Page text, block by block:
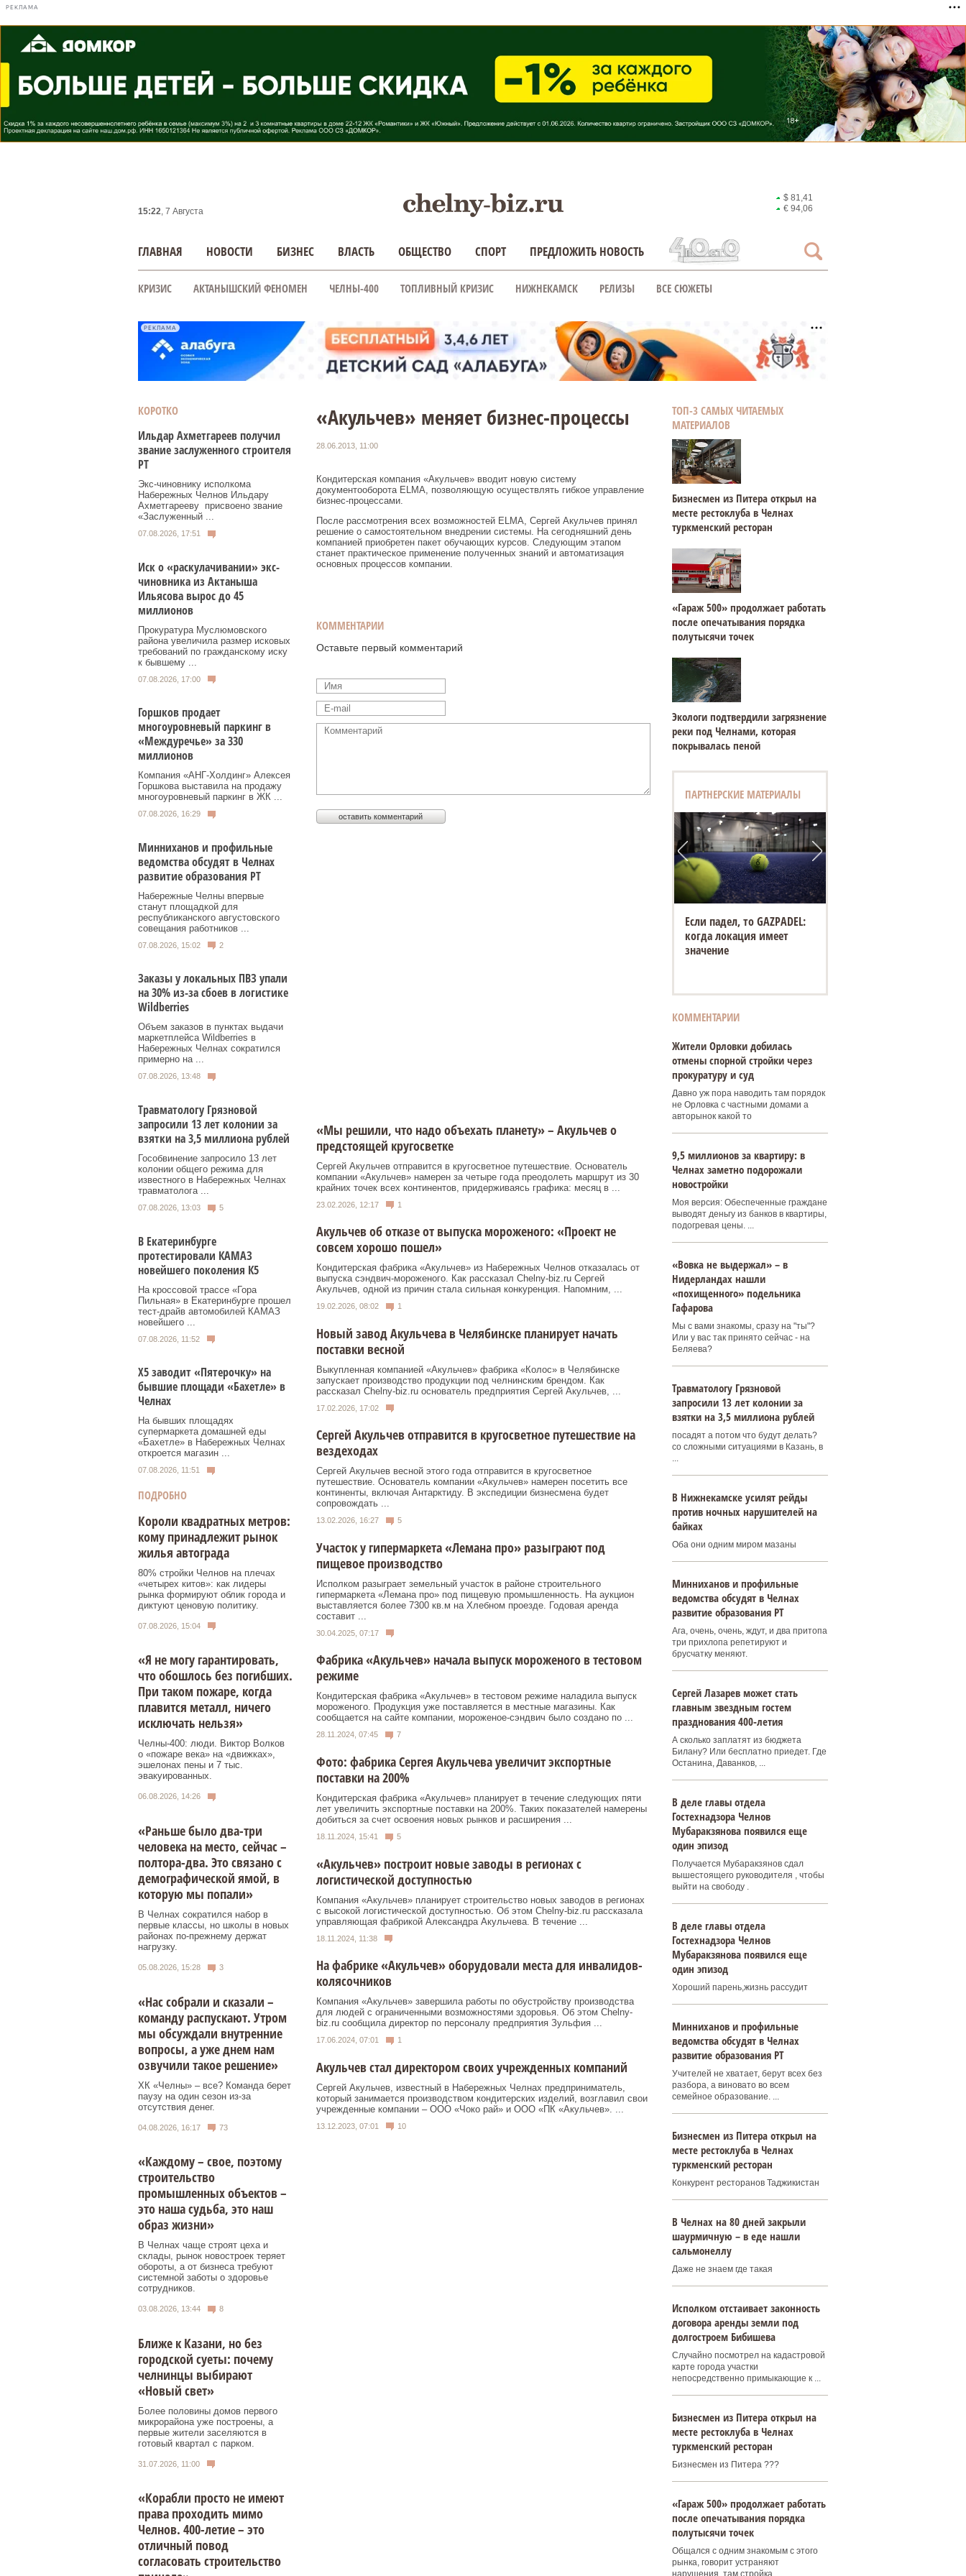
РЕКЛАМА
15:23, 7 Августа
$ 81,41
€ 94,06
ГЛАВНАЯ НОВОСТИ БИЗНЕС ВЛАСТЬ ОБЩЕСТВО СПОРТ ПРЕДЛОЖИТЬ НОВОСТЬ
КРИЗИС АКТАНЫШСКИЙ ФЕНОМЕН ЧЕЛНЫ-400 ТОПЛИВНЫЙ КРИЗИС НИЖНЕКАМСК РЕЛИЗЫ ВСЕ СЮЖЕТЫ
РЕКЛАМА
КОРОТКО
Ильдар Ахметгареев получил
звание заслуженного строителя
РТ
Экс‑чиновнику исполкома
Набережных Челнов Ильдару
Ахметгарееву присвоено звание
«Заслуженный ...
07.08.2026, 17:51
Иск о «раскулачивании» экс-
чиновника из Актаныша
Ильясова вырос до 45
миллионов
Прокуратура Муслюмовского
района увеличила размер исковых
требований по гражданскому иску
к бывшему ...
07.08.2026, 17:00
Горшков продает
многоуровневый паркинг в
«Междуречье» за 330
миллионов
Компания «АНГ-Холдинг» Алексея
Горшкова выставила на продажу
многоуровневый паркинг в ЖК ...
07.08.2026, 16:29
Минниханов и профильные
ведомства обсудят в Челнах
развитие образования РТ
Набережные Челны впервые
станут площадкой для
республиканского августовского
совещания работников ...
07.08.2026, 15:02 2
Заказы у локальных ПВЗ упали
на 30% из-за сбоев в логистике
Wildberries
Объем заказов в пунктах выдачи
маркетплейса Wildberries в
Набережных Челнах сократился
примерно на ...
07.08.2026, 13:48
Травматологу Грязновой
запросили 13 лет колонии за
взятки на 3,5 миллиона рублей
Гособвинение запросило 13 лет
колонии общего режима для
известного в Набережных Челнах
травматолога ...
07.08.2026, 13:03 5
В Екатеринбурге
протестировали КАМАЗ
новейшего поколения К5
На кроссовой трассе «Гора
Пильная» в Екатеринбурге прошел
тест-драйв автомобилей КАМАЗ
новейшего ...
07.08.2026, 11:52
Х5 заводит «Пятерочку» на
бывшие площади «Бахетле» в
Челнах
На бывших площадях
супермаркета домашней еды
«Бахетле» в Набережных Челнах
откроется магазин ...
07.08.2026, 11:51
ПОДРОБНО
Короли квадратных метров:
кому принадлежит рынок
жилья автограда
80% стройки Челнов на плечах
«четырех китов»: как лидеры
рынка формируют облик города и
диктуют ценовую политику.
07.08.2026, 15:04
«Я не могу гарантировать,
что обошлось без погибших.
При таком пожаре, когда
плавится металл, ничего
исключать нельзя»
Челны-400: люди. Виктор Волков
о «пожаре века» на «движках»,
эшелонах пены и 7 тыс.
эвакуированных.
06.08.2026, 14:26
«Раньше было два-три
человека на место, сейчас –
полтора-два. Это связано с
демографической ямой, в
которую мы попали»
В Челнах сократился набор в
первые классы, но школы в новых
районах по-прежнему держат
нагрузку.
05.08.2026, 15:28 3
«Нас собрали и сказали –
команду распускают. Утром
мы обсуждали внутренние
вопросы, а уже днем нам
озвучили такое решение»
ХК «Челны» – все? Команда берет
паузу на один сезон из-за
отсутствия денег.
04.08.2026, 16:17 73
«Каждому – свое, поэтому
строительство
промышленных объектов –
это наша судьба, это наш
образ жизни»
В Челнах чаще строят цеха и
склады, рынок новостроек теряет
обороты, а от бизнеса требуют
системной заботы о здоровье
сотрудников.
03.08.2026, 13:44 8
Ближе к Казани, но без
городской суеты: почему
челнинцы выбирают
«Новый свет»
Более половины домов первого
микрорайона уже построены, а
первые жители заселяются в
готовый квартал с парком.
31.07.2026, 11:00
«Корабли просто не имеют
права проходить мимо
Челнов. 400-летие – это
отличный повод
согласовать строительство
«Акульчев» меняет бизнес-процессы
28.06.2013, 11:00
Кондитерская компания «Акульчев» вводит новую систему
документооборота ELMA, позволяющую осуществлять гибкое управление
бизнес-процессами.
После рассмотрения всех возможностей ELMA, Сергей Акульчев принял
решение о самостоятельном внедрении системы. На сегодняшний день
компанией приобретен пакет обучающих курсов. Следующим этапом
станет практическое применение полученных знаний и автоматизация
основных процессов компании.
КОММЕНТАРИИ
Оставьте первый комментарий
«Мы решили, что надо объехать планету» – Акульчев о
предстоящей кругосветке
Сергей Акульчев отправится в кругосветное путешествие. Основатель
компании «Акульчев» намерен за четыре года преодолеть маршрут из 30
крайних точек всех континентов, придерживаясь графика: месяц в ...
23.02.2026, 12:17 1
Акульчев об отказе от выпуска мороженого: «Проект не
совсем хорошо пошел»
Кондитерская фабрика «Акульчев» из Набережных Челнов отказалась от
выпуска сэндвич-мороженого. Как рассказал Chelny-biz.ru Сергей
Акульчев, одной из причин стала сильная конкуренция. Напомним, ...
19.02.2026, 08:02 1
Новый завод Акульчева в Челябинске планирует начать
поставки весной
Выкупленная компанией «Акульчев» фабрика «Колос» в Челябинске
запускает производство продукции под челнинским брендом. Как
рассказал Chelny-biz.ru основатель предприятия Сергей Акульчев, ...
17.02.2026, 17:02
Сергей Акульчев отправится в кругосветное путешествие на
вездеходах
Сергей Акульчев весной этого года отправится в кругосветное
путешествие. Основатель компании «Акульчев» намерен посетить все
континенты, включая Антарктиду. В экспедиции бизнесмена будет
сопровождать ...
13.02.2026, 16:27 5
Участок у гипермаркета «Лемана про» разыграют под
пищевое производство
Исполком разыграет земельный участок в районе строительного
гипермаркета «Лемана про» под пищевую промышленность. На аукцион
выставляется более 7300 кв.м на Хлебном проезде. Годовая аренда
составит ...
30.04.2025, 07:17
Фабрика «Акульчев» начала выпуск мороженого в тестовом
режиме
Кондитерская фабрика «Акульчев» в тестовом режиме наладила выпуск
мороженого. Продукция уже поставляется в местные магазины. Как
сообщается на сайте компании, мороженое-сэндвич было создано по ...
28.11.2024, 07:45 7
Фото: фабрика Сергея Акульчева увеличит экспортные
поставки на 200%
Кондитерская фабрика «Акульчев» планирует в течение следующих пяти
лет увеличить экспортные поставки на 200%. Таких показателей намерены
добиться за счет освоения новых рынков и расширения ...
18.11.2024, 15:41 5
«Акульчев» построит новые заводы в регионах с
логистической доступностью
Компания «Акульчев» планирует строительство новых заводов в регионах
с высокой логистической доступностью. Об этом Сhelny-biz.ru рассказала
управляющая фабрикой Александра Акульчева. В течение ...
18.11.2024, 11:38
На фабрике «Акульчев» оборудовали места для инвалидов-
колясочников
Компания «Акульчев» завершила работы по обустройству производства
для людей с ограниченными возможностями здоровья. Об этом Chelny-
biz.ru сообщила директор по персоналу предприятия Зульфия ...
17.06.2024, 07:01 1
Акульчев стал директором своих учрежденных компаний
Сергей Акульчев, известный в Набережных Челнах предприниматель,
который занимается производством кондитерских изделий, возглавил свои
учрежденные компании – ООО «Чоко рай» и ООО «ПК «Акульчев». ...
13.12.2023, 07:01 10
ТОП-3 САМЫХ ЧИТАЕМЫХ
МАТЕРИАЛОВ
Бизнесмен из Питера открыл на
месте рестоклуба в Челнах
туркменский ресторан
«Гараж 500» продолжает работать
после опечатывания порядка
полутысячи точек
Экологи подтвердили загрязнение
реки под Челнами, которая
покрывалась пеной
ПАРТНЕРСКИЕ МАТЕРИАЛЫ
Если падел, то GAZPADEL:
когда локация имеет
значение
КОММЕНТАРИИ
Жители Орловки добилась
отмены спорной стройки через
прокуратуру и суд
Давно уж пора наводить там порядок
не Орловка с частными домами а
авторынок какой то
9,5 миллионов за квартиру: в
Челнах заметно подорожали
новостройки
Моя версия: Обеспеченные граждане
выводят деньгу из банков в квартиры,
подогревая цены. ...
«Вовка не выдержал» – в
Нидерландах нашли
«похищенного» подельника
Гафарова
Мы с вами знакомы, сразу на "ты"?
Или у вас так принято сейчас - на
Беляева?
Травматологу Грязновой
запросили 13 лет колонии за
взятки на 3,5 миллиона рублей
посадят а потом что будут делать?
со сложными ситуациями в Казань, в
...
В Нижнекамске усилят рейды
против ночных нарушителей на
байках
Оба они одним миром мазаны
Минниханов и профильные
ведомства обсудят в Челнах
развитие образования РТ
Ага, очень, очень, ждут, и два притопа
три прихлопа репетируют и
брусчатку меняют.
Сергей Лазарев может стать
главным звездным гостем
празднования 400‑летия
А сколько заплатят из бюджета
Билану? Или бесплатно приедет. Где
Останина, Даванков, ...
В деле главы отдела
Гостехнадзора Челнов
Мубаракзянова появился еще
один эпизод
Получается Мубаракзянов сдал
вышестоящего руководителя , чтобы
выйти на свободу .
В деле главы отдела
Гостехнадзора Челнов
Мубаракзянова появился еще
один эпизод
Хороший парень,жизнь рассудит
Минниханов и профильные
ведомства обсудят в Челнах
развитие образования РТ
Учителей не хватает, берут всех без
разбора, а виновато во всем
семейное образование. ...
Бизнесмен из Питера открыл на
месте рестоклуба в Челнах
туркменский ресторан
Конкурент ресторанов Таджикистан
В Челнах на 80 дней закрыли
шаурмичную – в еде нашли
сальмонеллу
Даже не знаем где такая
Исполком отстаивает законность
договора аренды земли под
долгостроем Бибишева
Случайно посмотрел на кадастровой
карте города участки
непосредственно примыкающие к ...
Бизнесмен из Питера открыл на
месте рестоклуба в Челнах
туркменский ресторан
Бизнесмен из Питера ???
«Гараж 500» продолжает работать
после опечатывания порядка
полутысячи точек
Общался с одним знакомым с этого
рынка, говорит устраняют
нарушения, там стройка. ...